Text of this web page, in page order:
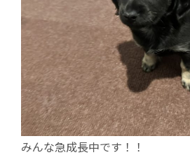
みんな急成長中です！！